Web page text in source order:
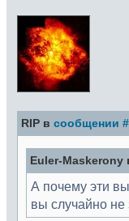
RIP в сообщении
Euler-Maskerony
А почему эти
вы случайно не